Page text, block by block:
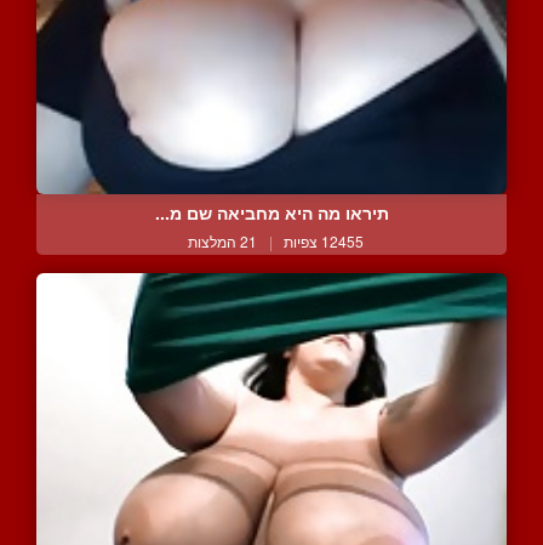
תיראו מה היא מחביאה שם מ...
12455 צפיות | 21 המלצות